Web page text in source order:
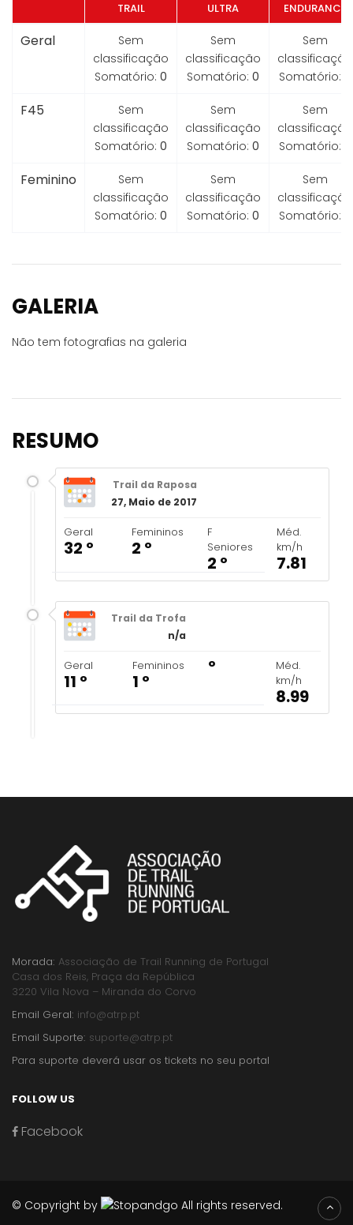
TRAIL ULTRA ENDURANCE
Geral
Sem
classificação
Somatório: 0
Sem
classificação
Somatório: 0
Sem
classificação
Somatório:
F45
Sem
classificação
Somatório: 0
Sem
classificação
Somatório: 0
Sem
classificação
Somatório:
Feminino
Sem
classificação
Somatório: 0
Sem
classificação
Somatório: 0
Sem
classificação
Somatório:
GALERIA
Não tem fotografias na galeria
RESUMO
Trail da Raposa
27, Maio de 2017
Geral
32 º
Femininos
2 º
F
Seniores
2 º
Méd.
km/h
7.81
Trail da Trofa
n/a
Geral
11 º
Femininos
1 º
º
Méd.
km/h
8.99
Morada: Associação de Trail Running de Portugal
Casa dos Reis, Praça da República
3220 Vila Nova – Miranda do Corvo
Email Geral: info@atrp.pt
Email Suporte: suporte@atrp.pt
Para suporte deverá usar os tickets no seu portal
FOLLOW US
Facebook
© Copyright by All rights reserved.